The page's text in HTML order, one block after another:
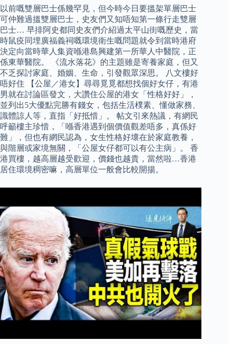
以前嘅雙層巴士係幾罕見，但今時今日要搵架單層巴士
可仲難過搵雙層巴士，史友們又知唔知第一條行走雙層
巴士… 早排阿史都同史友們介紹過太平山街嘅歷史，當
時鼠疫同埋廣福義祠嘅環境衛生嘅問題就令到當時港府
決定向當時華人集資喺港島興建第一所華人中醫院，正
係東華醫院。 《流水落花》的主題雖是寄養家庭，但又
不乏探討家庭、婚姻、生命，引發觀眾深思。 八文樓好
唔好住 【公屋／港女】尋尋覓覓都想找個好女仔，有港
男就在討論區發文，大讚住公屋的港女「性格好好」，
並列出5大優點完勝有錢女，包括生活樸素、懂做家務、
識體諒人等，直指「好抵惜」。 帖文引來熱議，有網民
呼籲樓主珍惜，「喺香港遇到個價值觀差唔多，真係好
難」，但也有網民認為，女生性格好壞在於家庭教養，
與階層或家境無關，「公屋女仔都可以有公主病」。 香
港買樓，越高層越受歡迎，價錢也越貴，當然啦…香港
居住環境稠密嘛，高層單位一般會比較開揚。